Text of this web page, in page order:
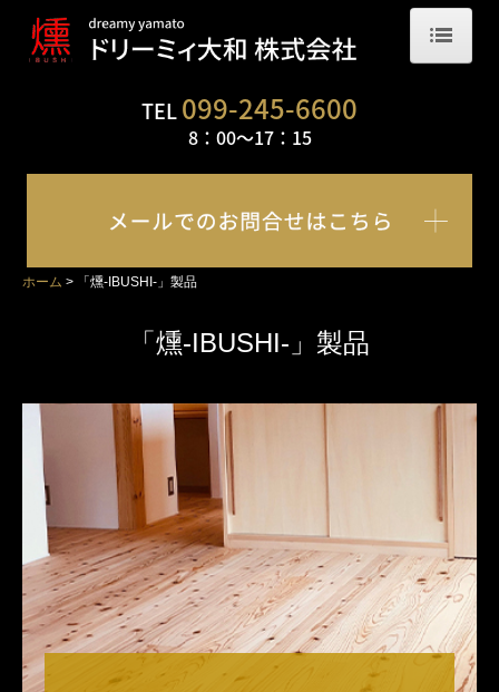
会社概要
自社の取り組み
燻煙乾燥について
節補修について
フローリング
壁・天井板
フリー板・棚板
階段・枠造作材
外装材
TEL099-245-6600
8：00～17： 15
ホーム 「燻-IBUSHI-」製品
「燻-IBUSHI-」製品